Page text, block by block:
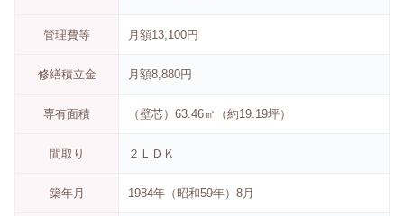
管理費等 月額13,100円
修繕積立金 月額8,880円
専有面積 （壁芯）63.46㎡（約19.19坪）
間取り ２ＬＤＫ
築年月 1984年（昭和59年）8月